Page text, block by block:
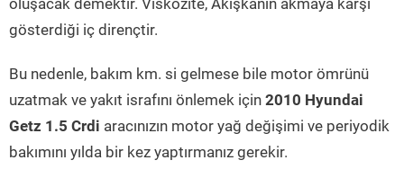
oluşacak demektir. Viskozite, Akışkanın akmaya karşı
gösterdiği iç dirençtir.
Bu nedenle, bakım km. si gelmese bile motor ömrünü
uzatmak ve yakıt israfını önlemek için 2010 Hyundai
Getz 1.5 Crdi aracınızın motor yağ değişimi ve periyodik
bakımını yılda bir kez yaptırmanız gerekir.